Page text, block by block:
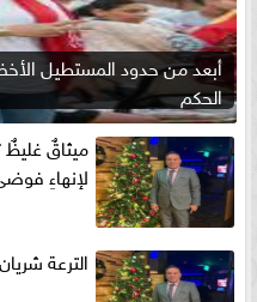
أبعد من حدود المستطيل
الحكم
ميثاقٌ غليظٌ
لإنهاءِ
الترعة